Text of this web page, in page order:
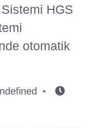
Sistemi HGS
otomatik